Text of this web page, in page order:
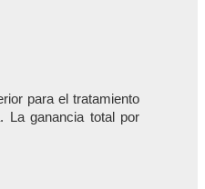
para el tratamiento
La ganancia total por